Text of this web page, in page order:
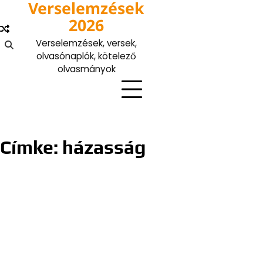
content
Verselemzések
2026
Verselemzések, versek,
olvasónaplók, kötelező
olvasmányok
Címke: házasság